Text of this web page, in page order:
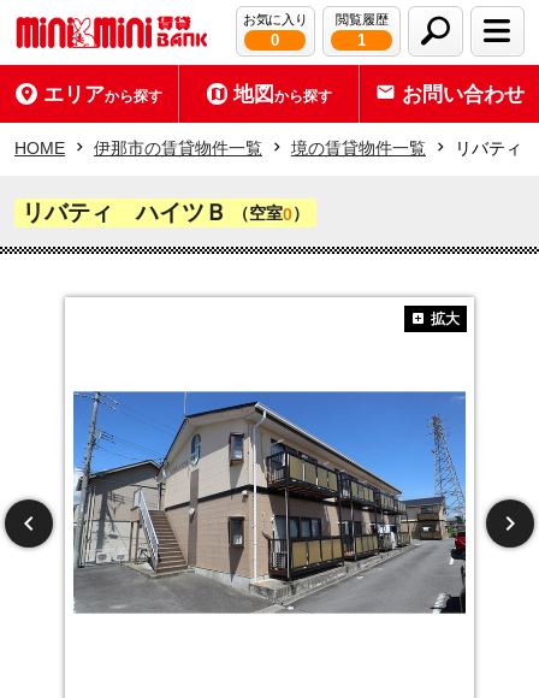
お気に入り
0
閲覧履歴
1
エリアから探す 地図から探す お問い合わせ
HOME 伊那市の賃貸物件一覧 境の賃貸物件一覧 リバティ
リバティ ハイツＢ （空室0）
拡大